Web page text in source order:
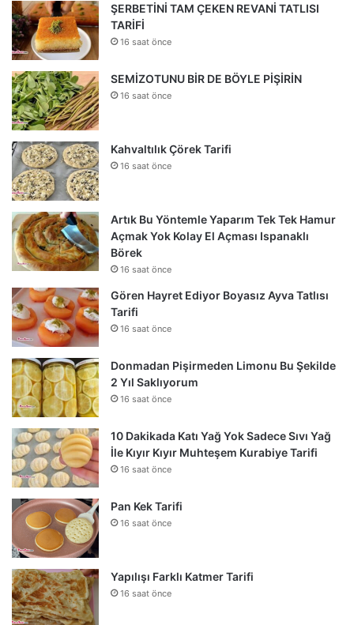
ŞERBETİNİ TAM ÇEKEN REVANİ TATLISI
TARİFİ
16 saat önce
SEMİZOTUNU BİR DE BÖYLE PİŞİRİN
16 saat önce
Kahvaltılık Çörek Tarifi
16 saat önce
Artık Bu Yöntemle Yaparım Tek Tek Hamur
Açmak Yok Kolay El Açması Ispanaklı
Börek
16 saat önce
Gören Hayret Ediyor Boyasız Ayva Tatlısı
Tarifi
16 saat önce
Donmadan Pişirmeden Limonu Bu Şekilde
2 Yıl Saklıyorum
16 saat önce
10 Dakikada Katı Yağ Yok Sadece Sıvı Yağ
İle Kıyır Kıyır Muhteşem Kurabiye Tarifi
16 saat önce
Pan Kek Tarifi
16 saat önce
Yapılışı Farklı Katmer Tarifi
16 saat önce